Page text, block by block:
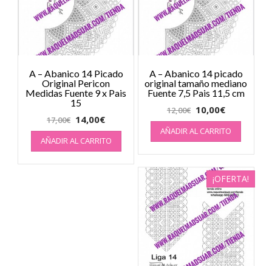
A – Abanico 14 Picado
Original Pericon
Medidas Fuente 9 x Pais
15
17,00€ 14,00€
AÑADIR AL CARRITO
A – Abanico 14 picado
original tamaño mediano
Fuente 7,5 Pais 11,5 cm
12,00€ 10,00€
AÑADIR AL CARRITO
¡OFERTA!